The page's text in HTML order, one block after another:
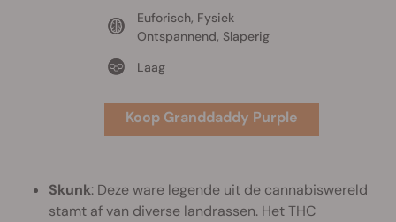
Euforisch, Fysiek
Ontspannend, Slaperig
Laag
Koop Granddaddy Purple
Skunk: Deze ware legende uit de cannabiswereld
stamt af van diverse landrassen. Het THC